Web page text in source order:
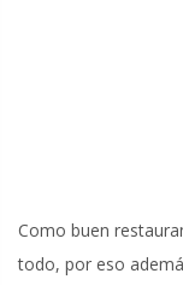
Como buen
todo, por eso